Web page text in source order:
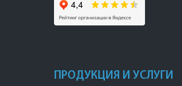
ПРОДУКЦИЯ И УСЛУГИ